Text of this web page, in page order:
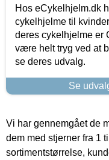
Hos eCykelhjelm.dk
cykelhjelme til
deres cykelhjelme er
være helt tryg ved at
se deres udvalg.
Se
Vi har gennemgået de
dem med stjerner fra 1
sortimentstørrelse,